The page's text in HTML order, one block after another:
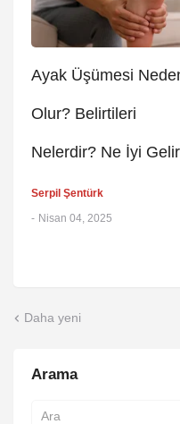
Ayak Üşümesi
Olur? Belirtileri
Nelerdir? Ne İyi
Serpil Şentürk
- Nisan 04, 2025
Daha yeni
Arama